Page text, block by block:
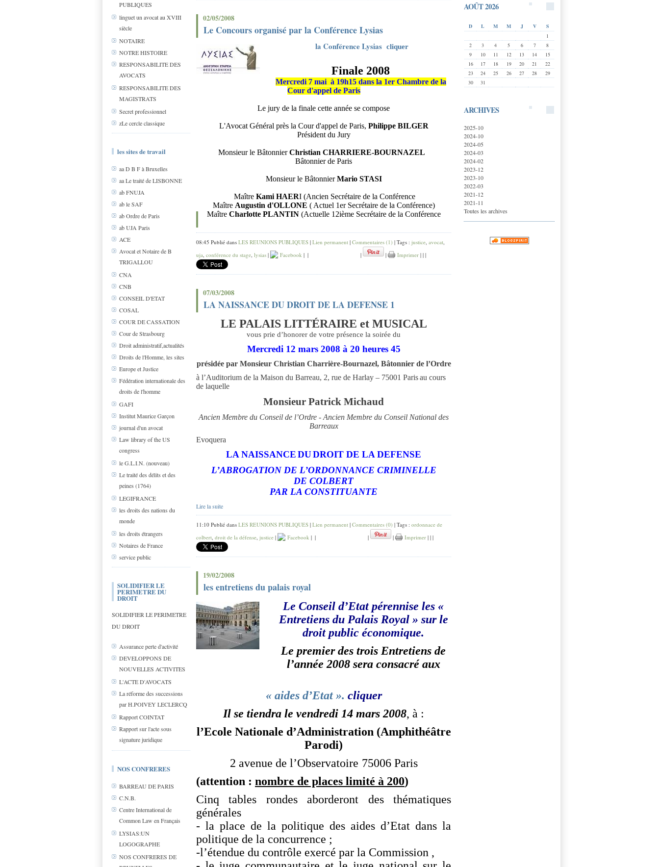
PUBLIQUES
linguet un avocat au XVIII
siècle
NOTAIRE
NOTRE HISTOIRE
RESPONSABILITE DES
AVOCATS
RESPONSABILITE DES
MAGISTRATS
Secret professionnel
zLe cercle classique
les sites de travail
aa D B F à Bruxelles
aa Le traité de LISBONNE
ab FNUJA
ab le SAF
ab Ordre de Paris
ab UJA Paris
ACE
Avocat et Notaire de B
TRIGALLOU
CNA
CNB
CONSEIL D'ETAT
COSAL
COUR DE CASSATION
Cour de Strasbourg
Droit administratif,actualités
Droits de l'Homme, les sites
Europe et Justice
Fédération internationale des
droits de l'homme
GAFI
Institut Maurice Garçon
journal d'un avocat
Law library of the US
congress
le G.L.I.N. (nouveau)
Le traité des délits et des
peines (1764)
LEGIFRANCE
les droits des nations du
monde
les droits étrangers
Notaires de France
service public
SOLIDIFIER LE
PERIMETRE DU
DROIT
SOLIDIFIER LE PERIMETRE
DU DROIT
Assurance perte d'activité
DEVELOPPONS DE
NOUVELLES ACTIVITES
L'ACTE D'AVOCATS
La réforme des successions
par H.POIVEY LECLERCQ
Rapport COINTAT
Rapport sur l'acte sous
signature juridique
NOS CONFRERES
BARREAU DE PARIS
C.N.B.
Centre International de
Common Law en Français
LYSIAS:UN
LOGOGRAPHE
NOS CONFRERES DE
AOÛT 2026
D L M M J V
S
1
2
3 4 5 6 7
8
9
10 11 12 13 14
15
16
17 18 19 20 21
22
23
24 25 26 27 28
29
30
31
ARCHIVES
2025-10
2024-10
2024-05
2024-03
2024-02
2023-12
2023-10
2022-03
2021-12
2021-11
Toutes les archives
02/05/2008
Le Concours organisé par la Conférence Lysias
la Conférence Lysias cliquer
Finale 2008
Mercredi 7 mai à 19h15 dans la 1er Chambre de la
Cour d'appel de Paris
Le jury de la finale cette année se compose
L'Avocat Général près la Cour d'appel de Paris, Philippe BILGER
Président du Jury
Monsieur le BâtonnierChristian CHARRIERE-BOURNAZEL
Bâtonnier de Paris
Monsieur le BâtonnierMario STASI
Maître Kami HAERI (Ancien Secrétaire de la Conférence
Maître Augustin d'OLLONE ( Actuel 1er Secrétaire de la Conférence)
Maître Charlotte PLANTIN(Actuelle 12ième Secrétaire de la Conférence
08:45 Publié dans LES REUNIONS PUBLIQUES | Lien permanent | Commentaires (1) | Tags : justice avocat
uja conférence du stage lysias | Facebook | | | | Imprimer | | |
07/03/2008
LA NAISSANCE DU DROIT DE LA DEFENSE 1
LE PALAIS LITTÉRAIRE et MUSICAL
vous prie d’honorer de votre présence la soirée du
Mercredi 12 mars 2008 à 20 heures 45
présidée par Monsieur Christian Charrière-Bournazel, Bâtonnier de l’Ordre
à l’Auditorium de la Maison du Barreau, 2, rue de Harlay – 75001 Parisau cours
de laquelle
Monsieur Patrick Michaud
Ancien Membre du Conseil de l’Ordre - Ancien Membre du Conseil National des
Barreaux
Evoquera
LA NAISSANCEDUDROIT DE LA DEFENSE
L’ABROGATION DE L’ORDONNANCE CRIMINELLE
DE COLBERT
PAR LA CONSTITUANTE
Lire la suite
11:10 Publié dans LES REUNIONS PUBLIQUES | Lien permanent | Commentaires (0) | Tags : ordonnace de
colbert droit de la défense justice | Facebook | | | | Imprimer | | |
19/02/2008
les entretiens du palais royal
Le Conseil d’Etat pérennise les «
Entretiens du Palais Royal » sur le
droit public économique.
Le premier des trois Entretiens de
l’année 2008 sera consacré aux
« aides d’Etat ». cliquer
Il se tiendra le vendredi 14 mars 2008, à :
l’Ecole Nationale d’Administration (Amphithéâtre
Parodi)
2 avenue de l’Observatoire 75006 Paris
(attention : nombre de places limité à 200)
Cinq tables rondes aborderont des thématiques
générales
- la place de la politique des aides d’Etat dans la
politique de la concurrence ;
-l’étendue du contrôle exercé par la Commission ,